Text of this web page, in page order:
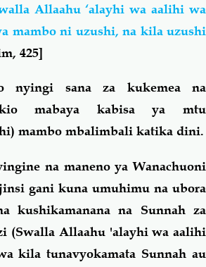
Allaahu ‘alayhi wa aalihi wa
mambo ni uzushi, na kila uzushi
425]
nyingi sana za kukemea na
mabaya kabisa ya mtu
mambo mbalimbali katika dini.
na maneno ya Wanachuoni
gani kuna umuhimu na ubora
kushikamanana na Sunnah za
(Swalla Allaahu 'alayhi wa aalihi
kila tunavyokamata Sunnah au